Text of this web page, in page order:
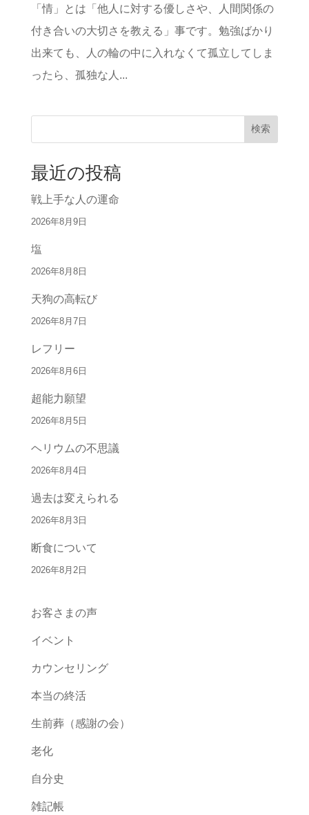
「情」とは「他人に対する優しさや、人間関係の
付き合いの大切さを教える」事です。勉強ばかり
出来ても、人の輪の中に入れなくて孤立してしま
ったら、孤独な人...
検索
最近の投稿
戦上手な人の運命
2026年8月9日
塩
2026年8月8日
天狗の高転び
2026年8月7日
レフリー
2026年8月6日
超能力願望
2026年8月5日
ヘリウムの不思議
2026年8月4日
過去は変えられる
2026年8月3日
断食について
2026年8月2日
お客さまの声
イベント
カウンセリング
本当の終活
生前葬（感謝の会）
老化
自分史
雑記帳